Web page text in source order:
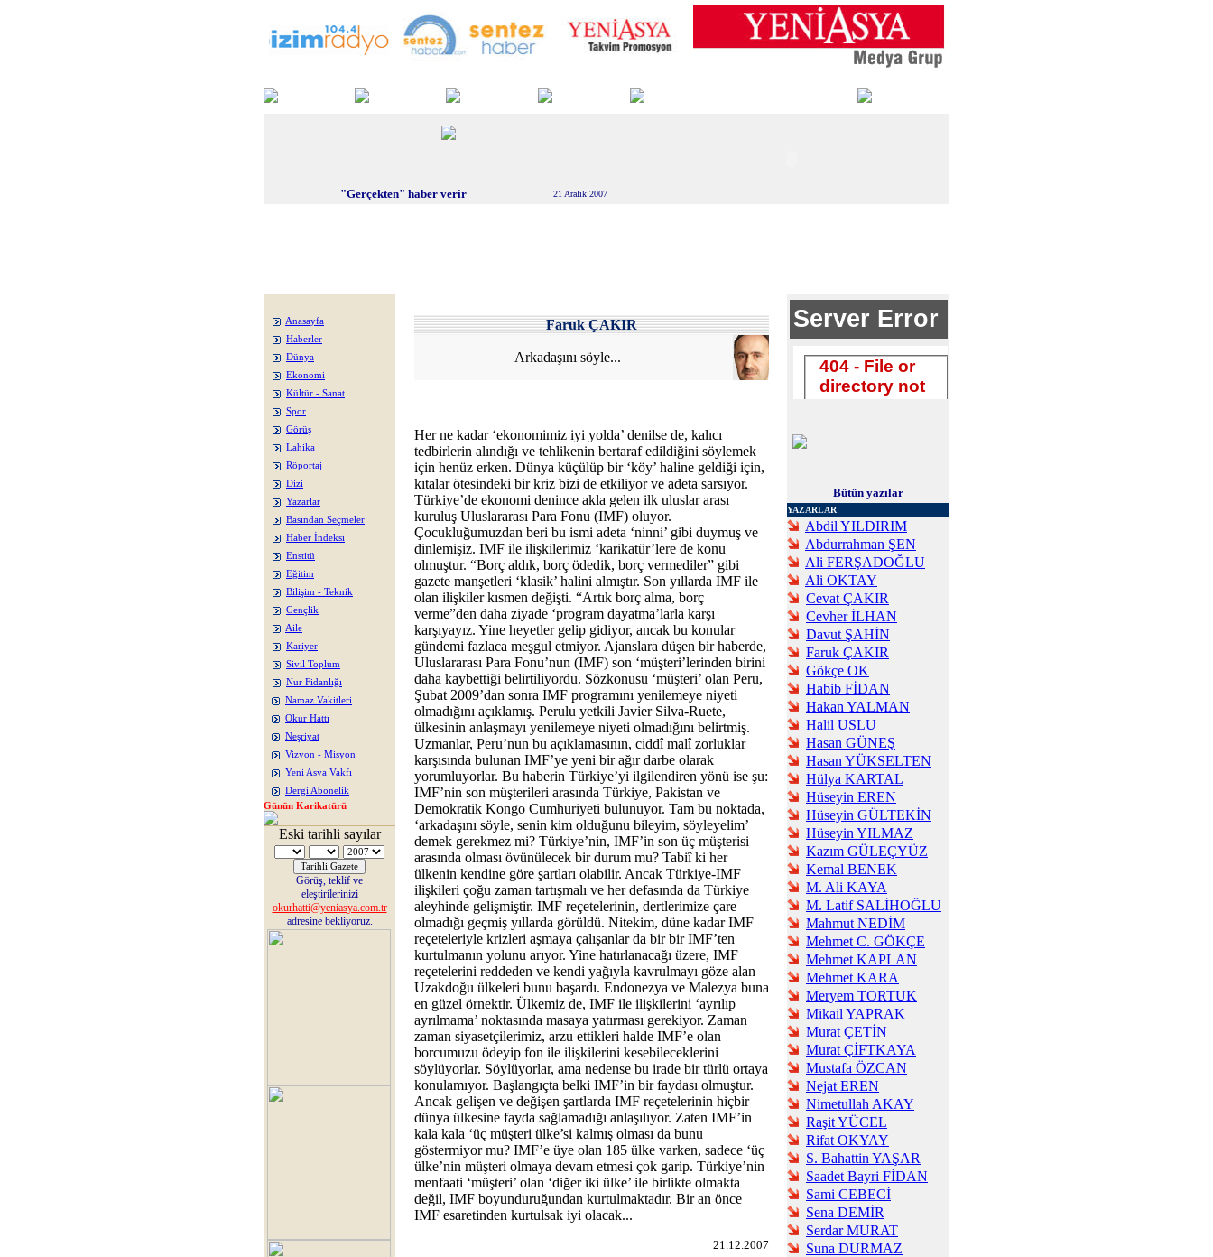
"Gerçekten" haber verir 21 Aralık 2007
Anasayfa
Haberler
Dünya
Ekonomi
Kültür - Sanat
Spor
Görüş
Lahika
Röportaj
Dizi
Yazarlar
Basından Seçmeler
Haber İndeksi
Enstitü
Eğitim
Bilişim - Teknik
Gençlik
Aile
Kariyer
Sivil Toplum
Nur Fidanlığı
Namaz Vakitleri
Okur Hattı
Neşriyat
Vizyon - Misyon
Yeni Asya Vakfı
Dergi Abonelik
Günün Karikatürü
Eski tarihli sayılar
Görüş, teklif ve
eleştirilerinizi
okurhatti@yeniasya.com.tr
adresine bekliyoruz.
Faruk ÇAKIR
Arkadaşını söyle...
Her ne kadar ‘ekonomimiz iyi yolda’ denilse de, kalıcı
tedbirlerin alındığı ve tehlikenin bertaraf edildiğini söylemek
için henüz erken. Dünya küçülüp bir ‘köy’ haline geldiği için,
kıtalar ötesindeki bir kriz bizi de etkiliyor ve adeta sarsıyor.
Türkiye’de ekonomi denince akla gelen ilk uluslar arası
kuruluş Uluslararası Para Fonu (IMF) oluyor.
Çocukluğumuzdan beri bu ismi adeta ‘ninni’ gibi duymuş ve
dinlemişiz. IMF ile ilişkilerimiz ‘karikatür’lere de konu
olmuştur. “Borç aldık, borç ödedik, borç vermediler” gibi
gazete manşetleri ‘klasik’ halini almıştır. Son yıllarda IMF ile
olan ilişkiler kısmen değişti. “Artık borç alma, borç
verme”den daha ziyade ‘program dayatma’larla karşı
karşıyayız. Yine heyetler gelip gidiyor, ancak bu konular
gündemi fazlaca meşgul etmiyor. Ajanslara düşen bir haberde,
Uluslararası Para Fonu’nun (IMF) son ‘müşteri’lerinden birini
daha kaybettiği belirtiliyordu. Sözkonusu ‘müşteri’ olan Peru,
Şubat 2009’dan sonra IMF programını yenilemeye niyeti
olmadığını açıklamış. Perulu yetkili Javier Silva-Ruete,
ülkesinin anlaşmayı yenilemeye niyeti olmadığını belirtmiş.
Uzmanlar, Peru’nun bu açıklamasının, ciddî malî zorluklar
karşısında bulunan IMF’ye yeni bir ağır darbe olarak
yorumluyorlar. Bu haberin Türkiye’yi ilgilendiren yönü ise şu:
IMF’nin son müşterileri arasında Türkiye, Pakistan ve
Demokratik Kongo Cumhuriyeti bulunuyor. Tam bu noktada,
‘arkadaşını söyle, senin kim olduğunu bileyim, söyleyelim’
demek gerekmez mi? Türkiye’nin, IMF’in son üç müşterisi
arasında olması övünülecek bir durum mu? Tabiî ki her
ülkenin kendine göre şartları olabilir. Ancak Türkiye-IMF
ilişkileri çoğu zaman tartışmalı ve her defasında da Türkiye
aleyhinde gelişmiştir. IMF reçetelerinin, dertlerimize çare
olmadığı geçmiş yıllarda görüldü. Nitekim, düne kadar IMF
reçeteleriyle krizleri aşmaya çalışanlar da bir bir IMF’ten
kurtulmanın yolunu arıyor. Yine hatırlanacağı üzere, IMF
reçetelerini reddeden ve kendi yağıyla kavrulmayı göze alan
Uzakdoğu ülkeleri bunu başardı. Endonezya ve Malezya buna
en güzel örnektir. Ülkemiz de, IMF ile ilişkilerini ‘ayrılıp
ayrılmama’ noktasında masaya yatırması gerekiyor. Zaman
zaman siyasetçilerimiz, arzu ettikleri halde IMF’e olan
borcumuzu ödeyip fon ile ilişkilerini kesebileceklerini
söylüyorlar. Söylüyorlar, ama nedense bu irade bir türlü ortaya
konulamıyor. Başlangıçta belki IMF’in bir faydası olmuştur.
Ancak gelişen ve değişen şartlarda IMF reçetelerinin hiçbir
dünya ülkesine fayda sağlamadığı anlaşılıyor. Zaten IMF’in
kala kala ‘üç müşteri ülke’si kalmış olması da bunu
göstermiyor mu? IMF’e üye olan 185 ülke varken, sadece ‘üç
ülke’nin müşteri olmaya devam etmesi çok garip. Türkiye’nin
menfaati ‘müşteri’ olan ‘diğer iki ülke’ ile birlikte olmakta
değil, IMF boyunduruğundan kurtulmaktadır. Bir an önce
IMF esaretinden kurtulsak iyi olacak...
21.12.2007
Bütün yazılar
YAZARLAR
Abdil YILDIRIM
Abdurrahman ŞEN
Ali FERŞADOĞLU
Ali OKTAY
Cevat ÇAKIR
Cevher İLHAN
Davut ŞAHİN
Faruk ÇAKIR
Gökçe OK
Habib FİDAN
Hakan YALMAN
Halil USLU
Hasan GÜNEŞ
Hasan YÜKSELTEN
Hülya KARTAL
Hüseyin EREN
Hüseyin GÜLTEKİN
Hüseyin YILMAZ
Kazım GÜLEÇYÜZ
Kemal BENEK
M. Ali KAYA
M. Latif SALİHOĞLU
Mahmut NEDİM
Mehmet C. GÖKÇE
Mehmet KAPLAN
Mehmet KARA
Meryem TORTUK
Mikail YAPRAK
Murat ÇETİN
Murat ÇİFTKAYA
Mustafa ÖZCAN
Nejat EREN
Nimetullah AKAY
Raşit YÜCEL
Rifat OKYAY
S. Bahattin YAŞAR
Saadet Bayri FİDAN
Sami CEBECİ
Sena DEMİR
Serdar MURAT
Suna DURMAZ